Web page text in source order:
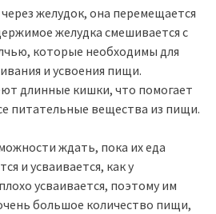
желудок, она перемещается
желудка смешивается с
которые необходимы для
и усвоения пищи.
длинные кишки, что помогает
питательные вещества из пищи.
ждать, пока их еда
и усваивается, как у
усваивается, поэтому им
большое количество пищи,